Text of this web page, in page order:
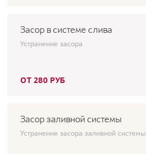
Засор в системе слива
Устранение засора
ОТ 280 РУБ
Засор заливной системы
Устранение засора заливной системы